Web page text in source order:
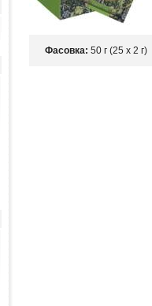
Фасовка: 50 г (25 х 2 г)